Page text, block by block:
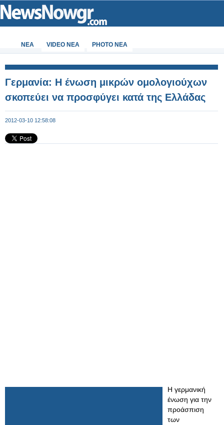
ΝΕΑ VIDEO NEA PHOTO NEA
Γερμανία: Η ένωση μικρών ομολογιούχων
σκοπεύει να προσφύγει κατά της Ελλάδας
2012-03-10 12:58:08
Η γερμανική
ένωση για την
προάσπιση
των